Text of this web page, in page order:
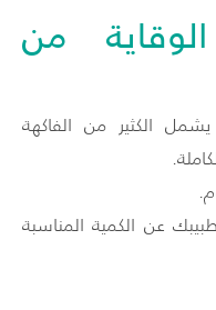
من
الكثير من الفاكهة
عن الكمية المناسبة